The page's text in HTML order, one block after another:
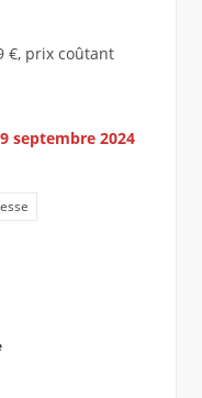
€, prix coûtant
septembre 2024